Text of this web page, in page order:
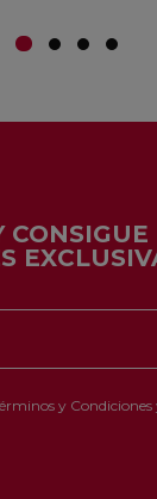
CONSIGUE
y Condiciones